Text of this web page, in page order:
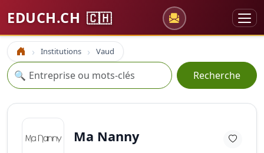
EDUCH.CH 🇨🇭
Accueil Institutions Vaud
Recherche
🔍 Recherche
Ma Nanny